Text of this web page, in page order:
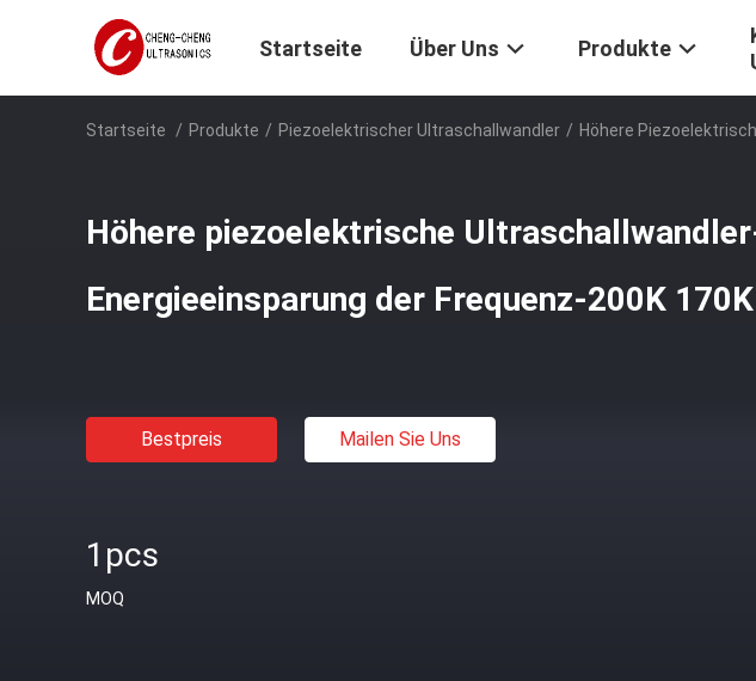
Startseite Über Uns Produkte
Startseite / Produkte / Piezoelektrischer Ultraschallwandler / Höhere
Höhere piezoelektrische
Energieeinsparung der Frequenz-200K 170K
Bestpreis Mailen Sie Uns
1pcs
MOQ